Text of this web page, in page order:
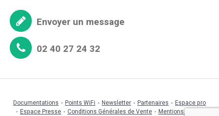
Envoyer un message
02 40 27 24 32
Documentations Points WiFi Newsletter Partenaires
Espace pro
Espace Presse
Conditions Générales de Vente
Mentions légales